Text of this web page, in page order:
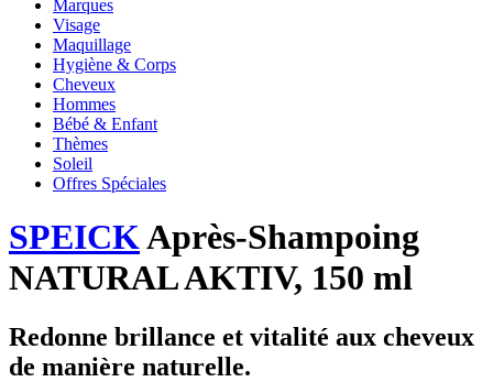
Marques
Visage
Maquillage
Hygiène & Corps
Cheveux
Hommes
Bébé & Enfant
Thèmes
Soleil
Offres Spéciales
SPEICKAprès-Shampoing
NATURAL AKTIV, 150 ml
Redonne brillance et vitalité aux cheveux
de manière naturelle.